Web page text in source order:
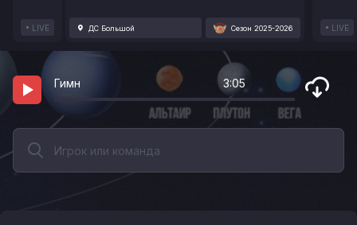
LIVE ДС Большой Сезон 2025-2026 LIVE
Гимн 3:05